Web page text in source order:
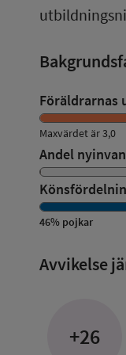
Föräldrarnas
Maxvärdet är 3,0
Andel
46% pojkar
Avvikelse
+26